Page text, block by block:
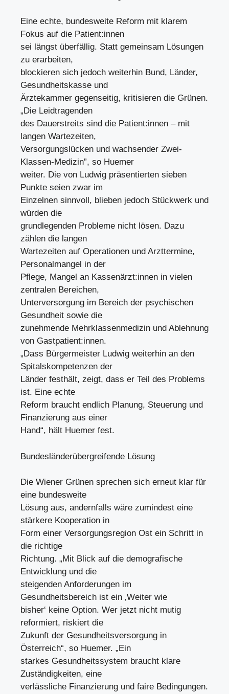
Eine echte, bundesweite Reform mit klarem
Fokus auf die Patient:innen
sei längst überfällig. Statt gemeinsam Lösungen
zu erarbeiten,
blockieren sich jedoch weiterhin Bund, Länder,
Gesundheitskasse und
Ärztekammer gegenseitig, kritisieren die Grünen.
„Die Leidtragenden
des Dauerstreits sind die Patient:innen – mit
langen Wartezeiten,
Versorgungslücken und wachsender Zwei-
Klassen-Medizin”, so Huemer
weiter. Die von Ludwig präsentierten sieben
Punkte seien zwar im
Einzelnen sinnvoll, blieben jedoch Stückwerk und
würden die
grundlegenden Probleme nicht lösen. Dazu
zählen die langen
Wartezeiten auf Operationen und Arzttermine,
Personalmangel in der
Pflege, Mangel an Kassenärzt:innen in vielen
zentralen Bereichen,
Unterversorgung im Bereich der psychischen
Gesundheit sowie die
zunehmende Mehrklassenmedizin und Ablehnung
von Gastpatient:innen.
„Dass Bürgermeister Ludwig weiterhin an den
Spitalskompetenzen der
Länder festhält, zeigt, dass er Teil des Problems
ist. Eine echte
Reform braucht endlich Planung, Steuerung und
Finanzierung aus einer
Hand“, hält Huemer fest.
Bundesländerübergreifende Lösung
Die Wiener Grünen sprechen sich erneut klar für
eine bundesweite
Lösung aus, andernfalls wäre zumindest eine
stärkere Kooperation in
Form einer Versorgungsregion Ost ein Schritt in
die richtige
Richtung. „Mit Blick auf die demografische
Entwicklung und die
steigenden Anforderungen im
Gesundheitsbereich ist ein ‚Weiter wie
bisher‘ keine Option. Wer jetzt nicht mutig
reformiert, riskiert die
Zukunft der Gesundheitsversorgung in
Österreich“, so Huemer. „Ein
starkes Gesundheitssystem braucht klare
Zuständigkeiten, eine
verlässliche Finanzierung und faire Bedingungen.